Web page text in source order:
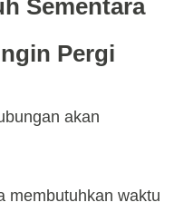
Sementara
Pergi
akan
membutuhkan waktu